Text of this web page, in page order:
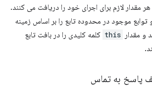
مقدار لازم برای اجرای خود را دریافت می کنند.
توابع موجود در محدوده تابع را بر اساس زمینه
و مقدار this کلمه کلیدی را در بافت تابع
پاسخ به تماس